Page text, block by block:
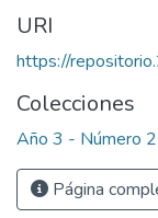
URI
https://
Colecciones
Año 3 - Número 2
Página